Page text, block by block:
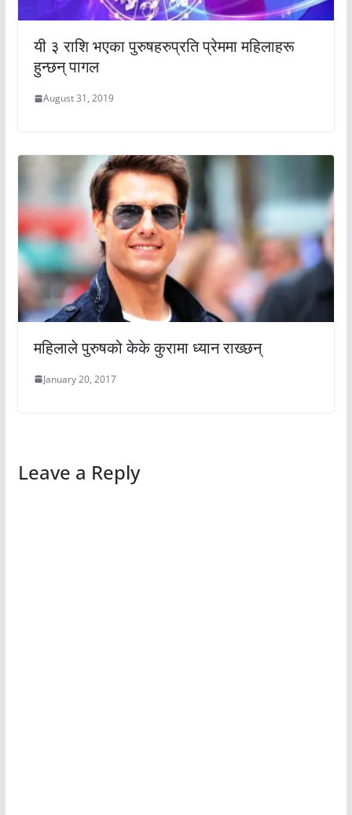
यी ३ राशि भएका पुरुषहरुप्रति प्रेममा महिलाहरू
हुन्छन् पागल
August 31, 2019
महिलाले पुरुषको केके कुरामा ध्यान राख्छन्
January 20, 2017
Leave a Reply